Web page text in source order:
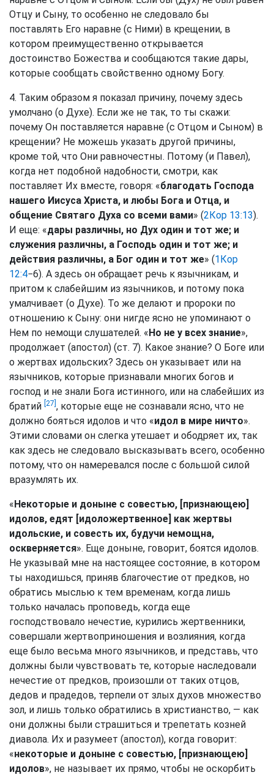
Отцу и Сыну, то особенно не следовало бы
поставлять Его наравне (с Ними) в крещении, в
котором преимущественно открывается
достоинство Божества и сообщаются такие дары,
которые сообщать свойственно одному Богу.
4. Таким образом я показал причину, почему здесь
умолчано (о Духе). Если же не так, то ты скажи:
почему Он поставляется наравне (с Отцом и Сыном) в
крещении? Не можешь указать другой причины,
кроме той, что Они равночестны. Потому (и Павел),
когда нет подобной надобности, смотри, как
поставляет Их вместе, говоря: «благодать Господа
нашего Иисуса Христа, и любы Бога и Отца, и
общение Святаго Духа со всеми вами» (2Кор 13:13).
И еще: «дары различны, но Дух один и тот же; и
служения различны, а Господь один и тот же; и
действия различны, а Бог один и тот же» (1Кор
12:4−6). А здесь он обращает речь к язычникам, и
притом к слабейшим из язычников, и потому пока
умалчивает (о Духе). То же делают и пророки по
отношению к Сыну: они нигде ясно не упоминают о
Нем по немощи слушателей. «Но не у всех знание»,
продолжает (апостол) (ст. 7). Какое знание? О Боге или
о жертвах идольских? Здесь он указывает или на
язычников, которые признавали многих богов и
господ и не знали Бога истинного, или на слабейших из
братий [27] , которые еще не сознавали ясно, что не
должно бояться идолов и что «идол в мире ничто».
Этими словами он слегка утешает и ободряет их, так
как здесь не следовало высказывать всего, особенно
потому, что он намеревался после с большой силой
вразумлять их.
«Некоторые и доныне с совестью, [признающею]
идолов, едят [идоложертвенное] как жертвы
идольские, и совесть их, будучи немощна,
оскверняется». Еще доныне, говорит, боятся идолов.
Не указывай мне на настоящее состояние, в котором
ты находишься, приняв благочестие от предков, но
обратись мыслью к тем временам, когда лишь
только началась проповедь, когда еще
господствовало нечестие, курились жертвенники,
совершали жертвоприношения и возлияния, когда
еще было весьма много язычников, и представь, что
должны были чувствовать те, которые наследовали
нечестие от предков, произошли от таких отцов,
дедов и прадедов, терпели от злых духов множество
зол, и лишь только обратились в христианство, — как
они должны были страшиться и трепетать козней
диавола. Их и разумеет (апостол), когда говорит:
«некоторые и доныне с совестью, [признающею]
идолов», не называет их прямо, чтобы не оскорбить